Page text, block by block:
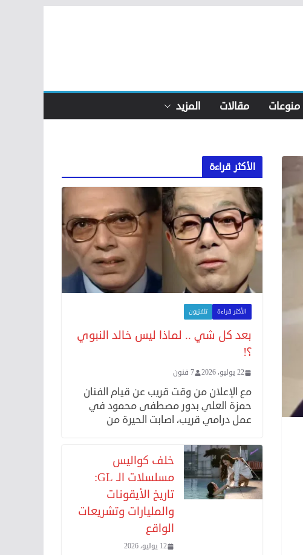
منوعات مقالات المزيد
الأكثر قراءة
الأكثر قراءة تلفزيون
بعد كل شي .. لماذا ليس خالد النبوي
؟!
22 يوليو، 2026 7 فنون
مع الإعلان من وقت قريب عن قيام الفنان
حمزة العلي بدور مصطفى محمود في
عمل درامي قريب، اصابت الحيرة من
خلف كواليس
مسلسلات الـ GL:
تاريخ الأيقونات
والمليارات وتشريعات
الواقع
12 يوليو، 2026